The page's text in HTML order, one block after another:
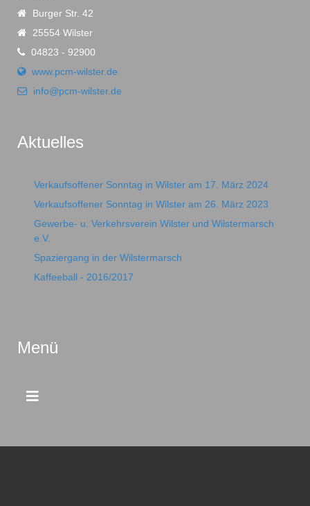
Burger Str. 42
25554 Wilster
04823 - 92900
www.pcm-wilster.de
info@pcm-wilster.de
Aktuelles
Verkaufsoffener Sonntag in Wilster am 17. März 2024
Verkaufsoffener Sonntag in Wilster am 26. März 2023
Gewerbe- u. Verkehrsverein Wilster und Wilstermarsch
e.V.
Spaziergang in der Wilstermarsch
Kaffeeball - 2016/2017
Menü